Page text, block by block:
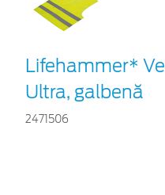
Lifehammer*
Ultra, galbenă
2471506